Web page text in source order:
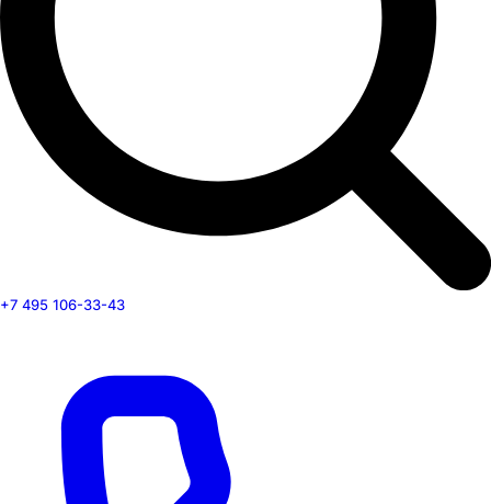
+7 495 106-33-43